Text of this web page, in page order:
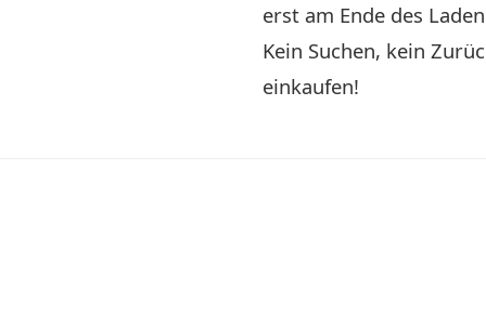
erst am Ende des
Kein Suchen, kein
einkaufen!